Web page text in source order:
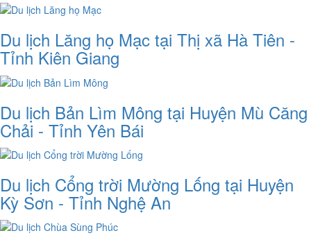
Du lịch Lăng họ Mạc tại Thị xã Hà Tiên -
Tỉnh Kiên Giang
Du lịch Bản Lìm Mông tại Huyện Mù Căng
Chải - Tỉnh Yên Bái
Du lịch Cổng trời Mường Lống tại Huyện
Kỳ Sơn - Tỉnh Nghệ An